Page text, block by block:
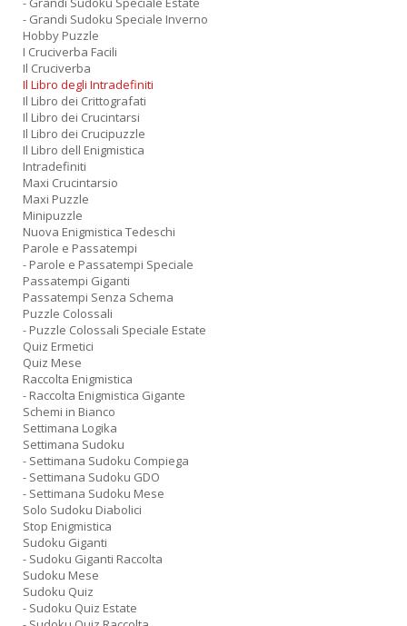
- Grandi Sudoku Speciale Inverno
Hobby Puzzle
I Cruciverba Facili
Il Cruciverba
Il Libro degli Intradefiniti
Il Libro dei Crittografati
Il Libro dei Crucintarsi
Il Libro dei Crucipuzzle
Il Libro dell Enigmistica
Intradefiniti
Maxi Crucintarsio
Maxi Puzzle
Minipuzzle
Nuova Enigmistica Tedeschi
Parole e Passatempi
- Parole e Passatempi Speciale
Passatempi Giganti
Passatempi Senza Schema
Puzzle Colossali
- Puzzle Colossali Speciale Estate
Quiz Ermetici
Quiz Mese
Raccolta Enigmistica
- Raccolta Enigmistica Gigante
Schemi in Bianco
Settimana Logika
Settimana Sudoku
- Settimana Sudoku Compiega
- Settimana Sudoku GDO
- Settimana Sudoku Mese
Solo Sudoku Diabolici
Stop Enigmistica
Sudoku Giganti
- Sudoku Giganti Raccolta
Sudoku Mese
Sudoku Quiz
- Sudoku Quiz Estate